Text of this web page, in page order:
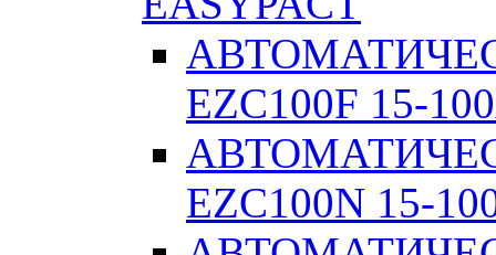
EZC100F 15-
EZC100N 15-